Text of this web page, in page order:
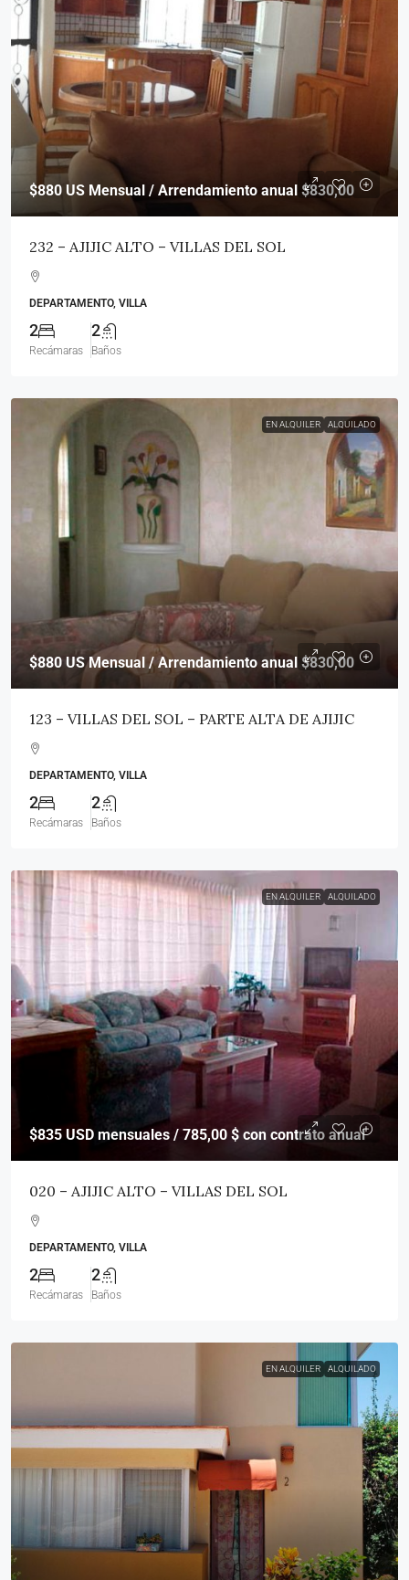
$880 US Mensual / Arrendamiento anual $830,00
232 – AJIJIC ALTO – VILLAS DEL SOL
DEPARTAMENTO, VILLA
2
Recámaras
2
Baños
EN ALQUILER ALQUILADO
$880US Mensual / Arrendamiento anual $830,00
123 – VILLAS DEL SOL – PARTE ALTA DE AJIJIC
DEPARTAMENTO, VILLA
2
Recámaras
2
Baños
EN ALQUILER ALQUILADO
$835 USD mensuales / 785,00 $ con contrato anual
020 – AJIJIC ALTO – VILLAS DEL SOL
DEPARTAMENTO, VILLA
2
Recámaras
2
Baños
EN ALQUILER ALQUILADO